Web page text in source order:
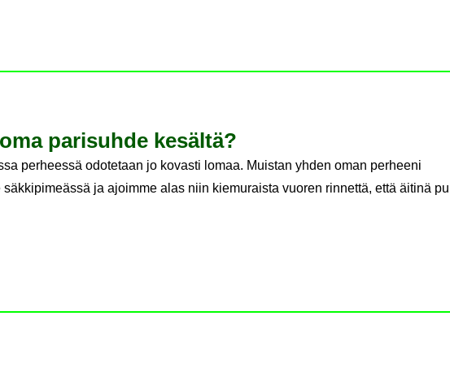
pa­ri­suh­de ke­säl­tä?
perheessä odotetaan jo kovasti lomaa. Muistan yhden oman perheeni
ja ajoimme alas niin kiemuraista vuoren rinnettä, että äitinä